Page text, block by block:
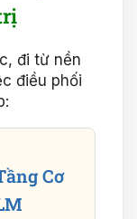
đi từ nền
điều phối
Cơ